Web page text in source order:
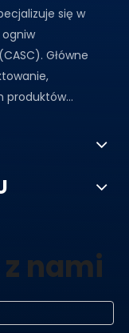
się w
Główne
produktów...
nami